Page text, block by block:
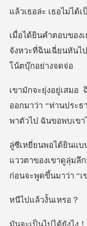
ธอไม่ได้เ
จังหวะที่ฉินเฉี่ยนหันไ
ออกมาว่า “ท่านประ
แววตาของเขาดูลุ่ม
ล้วงั้